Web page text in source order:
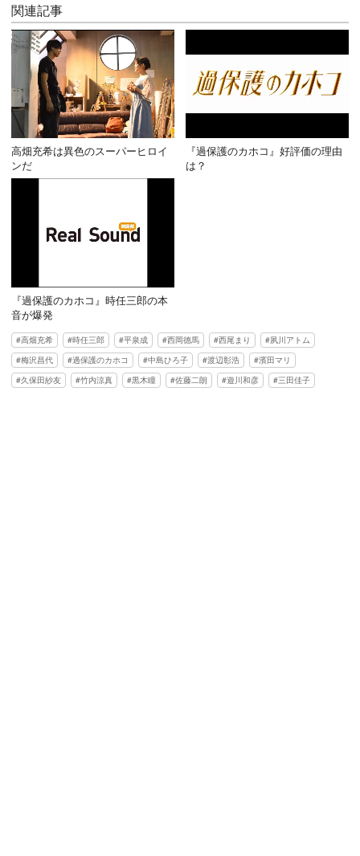
関連記事
高畑充希は異色のスーパーヒロイ
ンだ
『過保護のカホコ』好評価の理由
は？
『過保護のカホコ』時任三郎の本
音が爆発
高畑充希 時任三郎 平泉成 西岡德馬 西尾まり
夙川アトム
梅沢昌代
過保護のカホコ 中島ひろ子 渡辺彰浩
濱田マリ
久保田紗友
竹内涼真 黒木瞳 佐藤二朗 遊川和彦 三田佳子